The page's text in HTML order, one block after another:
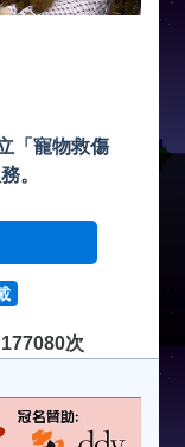
「寵物救傷
。
次